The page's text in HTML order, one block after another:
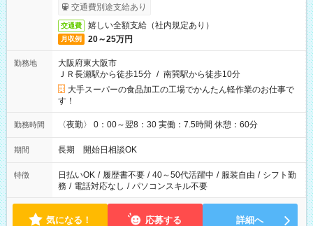
交通費別途支給あり
交通費 嬉しい全額支給（社内規定あり）
月収例 20～25万円
勤務地
大阪府東大阪市
ＪＲ長瀬駅から徒歩15分 / 南巽駅から徒歩10分
大手スーパーの食品加工の工場でかんたん軽作業のお仕事で
す！
勤務時間 〈夜勤〉 0：00～翌8：30 実働：7.5時間 休憩：60分
期間 長期 開始日相談OK
特徴 日払いOK / 履歴書不要 / 40～50代活躍中 / 服装自由 / シフト勤
務 / 電話対応なし / パソコンスキル不要
気になる！ 応募する 詳細へ